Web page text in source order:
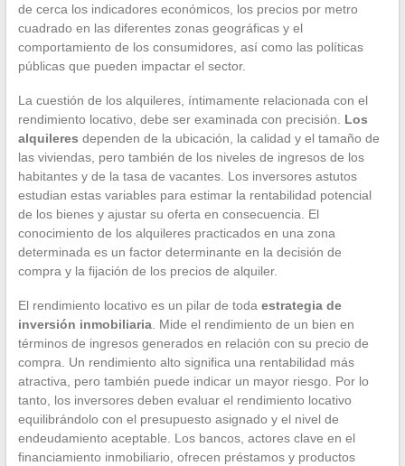
de cerca los indicadores económicos, los precios por metro
cuadrado en las diferentes zonas geográficas y el
comportamiento de los consumidores, así como las políticas
públicas que pueden impactar el sector.
La cuestión de los alquileres, íntimamente relacionada con el
rendimiento locativo, debe ser examinada con precisión. Los
alquileres dependen de la ubicación, la calidad y el tamaño de
las viviendas, pero también de los niveles de ingresos de los
habitantes y de la tasa de vacantes. Los inversores astutos
estudian estas variables para estimar la rentabilidad potencial
de los bienes y ajustar su oferta en consecuencia. El
conocimiento de los alquileres practicados en una zona
determinada es un factor determinante en la decisión de
compra y la fijación de los precios de alquiler.
El rendimiento locativo es un pilar de toda estrategia de
inversión inmobiliaria. Mide el rendimiento de un bien en
términos de ingresos generados en relación con su precio de
compra. Un rendimiento alto significa una rentabilidad más
atractiva, pero también puede indicar un mayor riesgo. Por lo
tanto, los inversores deben evaluar el rendimiento locativo
equilibrándolo con el presupuesto asignado y el nivel de
endeudamiento aceptable. Los bancos, actores clave en el
financiamiento inmobiliario, ofrecen préstamos y productos